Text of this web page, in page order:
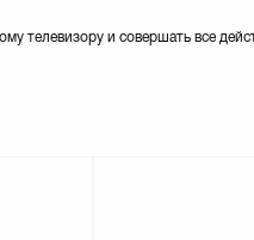
телевизору и совершать все